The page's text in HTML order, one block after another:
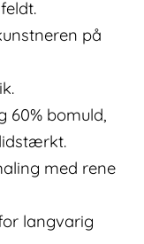
på
60% bomuld,
med rene
langvarig